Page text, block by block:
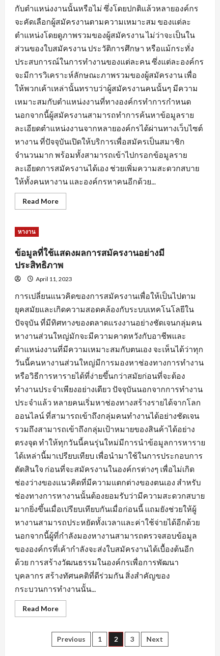
กับตำแหน่งงานนั้นหรือไม่ ซึ่งโดยปกติแล้วหลายองค์กร
จะคัดเลือกผู้สมัครงานตามความเหมาะสม ของแต่ละ
ตำแหน่งโดยดูภาพรวมของผู้สมัครงาน ไม่ว่าจะเป็นใน
ส่วนของใบสมัครงาน ประวัติการศึกษา หรือแม้กระทั่ง
ประสบการณ์ในการทำงานของแต่ละคน ซึ่งแต่ละองค์กร
จะมีการวิเคราะห์ลักษณะภาพรวมของผู้สมัครงาน เพื่อ
ให้พวกเค้าเหล่านั้นทราบว่าผู้สมัครงานคนนั้นๆ มีความ
เหมาะสมกับตำแหน่งงานที่ทางองค์กรทำการกำหนด
นอกจากนี้ผู้สมัครงานสามารถทำการค้นหาข้อมูลราย
ละเอียดตำแหน่งงานจากหลายองค์กรได้ผ่านทางเว็บไซต์
หางาน ที่ปัจจุบันเปิดให้บริการเพื่อสมัครเป็นสมาชิก
จำนวนมาก พร้อมทั้งสามารถเข้าไปกรอกข้อมูลราย
ละเอียดการสมัครงานได้เอง ช่วยเพิ่มความสะดวกสบาย
ให้ทั้งคนหางาน และองค์กรหาคนอีกด้วย...
Read MoreRead
more
สมัคร
งาน
พร้อม
คำ
แนะนำ
ปรับ
ข้อมูล
ใบ
สมัคร
หางาน
ข้อมูลที่ใช้แสดงผลการสมัครงานอย่างมี
ประสิทธิภาพ
April 11, 2023
การเปลี่ยนแนวคิดของการสมัครงานเพื่อให้เป็นไปตาม
ยุคสมัยและเกิดความสอดคล้องกับระบบเทคโนโลยีใน
ปัจจุบัน ที่มีทิศทางของตลาดแรงงานอย่างชัดเจนกลุ่มคน
หางานส่วนใหญ่มักจะมีความคาดหวังกับอาชีพและ
ตำแหน่งงานที่มีความเหมาะสมกับตนเอง จะเห็นได้ว่าทุก
วันนี้คนหางานส่วนใหญ่มีการมองหาช่องทางการทำงาน
หรือวิธีการหารายได้ที่ง่ายขึ้นกว่าสมัยก่อนที่จะต้อง
ทำงานประจำเพียงอย่างเดียว ปัจจุบันนอกจากการทำงาน
ประจำแล้ว หลายคนเริ่มหาช่องทางสร้างรายได้จากโลก
ออนไลน์ ที่สามารถเข้าถึงกลุ่มคนทำงานได้อย่างชัดเจน
รวมถึงสามารถเข้าถึงกลุ่มเป้าหมายของสินค้าได้อย่าง
ตรงจุด ทำให้ทุกวันนี้คนรุ่นใหม่มีการนำข้อมูลการหาราย
ได้เหล่านี้มาเปรียบเทียบ เพื่อนำมาใช้ในการประกอบการ
ตัดสินใจ ก่อนที่จะสมัครงานในองค์กรต่างๆ เพื่อไม่เกิด
ช่องว่างของแนวคิดที่มีความแตกต่างของตนเอง สำหรับ
ช่องทางการหางานนั้นต้องยอมรับว่ามีความสะดวกสบาย
มากยิ่งขึ้นเมื่อเปรียบเทียบกันเมื่อก่อนนี้ แถมยังช่วยให้ผู้
หางานสามารถประหยัดทั้งเวลาและค่าใช้จ่ายได้อีกด้วย
นอกจากนี้ผู้ที่กำลังมองหางานสามารถตรวจสอบข้อมูล
ขององค์กรที่เค้ากำลังจะส่งใบสมัครงานได้เบื้องต้นอีก
ด้วย การสร้างวัฒนธรรมในองค์กรเพื่อการพัฒนา
บุคลากร สร้างทัศนคติที่ดีร่วมกัน สิ่งสำคัญของ
กระบวนการทำงานนั้น...
Read MoreRead
more
ที่
ใช้
แสดง
Posts
Previous 1 2 3 Next